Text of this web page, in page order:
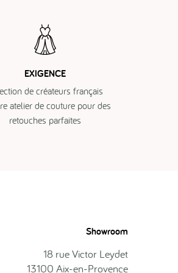
EXIGENCE
de créateurs français
atelier de couture pour des
retouches parfaites
Showroom
18 rue Victor Leydet
13100 Aix-en-Provence